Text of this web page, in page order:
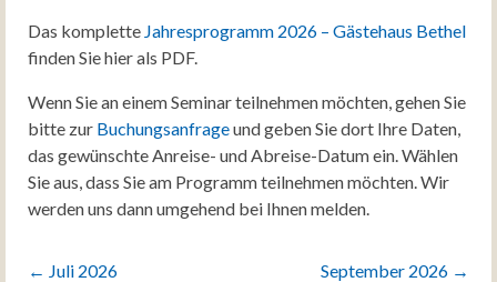
Das komplette Jahresprogramm 2026 – Gästehaus Bethel
finden Sie hier als PDF.
Wenn Sie an einem Seminar teilnehmen möchten, gehen Sie
bitte zur Buchungsanfrageund geben Sie dort Ihre Daten,
das gewünschte Anreise- und Abreise-Datum ein. Wählen
Sie aus, dass Sie am Programm teilnehmen möchten. Wir
werden uns dann umgehend bei Ihnen melden.
← Juli 2026 September 2026 →